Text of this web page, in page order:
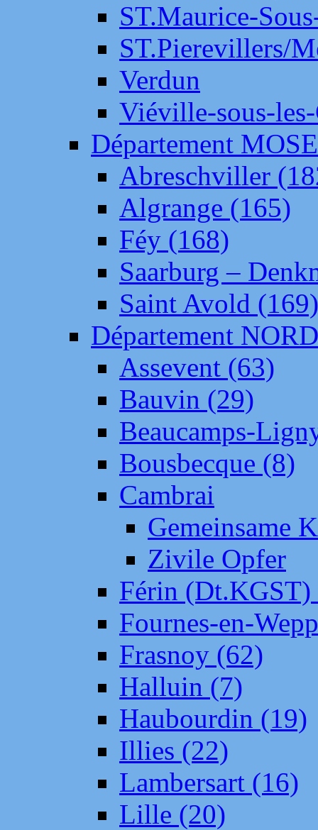
ST.Maurice-
ST.Pierevillers/
Verdun
Viéville-sous-
Département
Abreschviller
Algrange (165)
Féy (168)
Saarburg –
Saint Avold (169)
Département NORD
Assevent (63)
Bauvin (29)
Beaucamps-
Bousbecque (8)
Cambrai
Gemeinsame
Zivile Opfer
Férin (Dt.KGST)
Fournes-en-
Frasnoy (62)
Halluin (7)
Haubourdin (19)
Illies (22)
Lambersart (16)
Lille (20)